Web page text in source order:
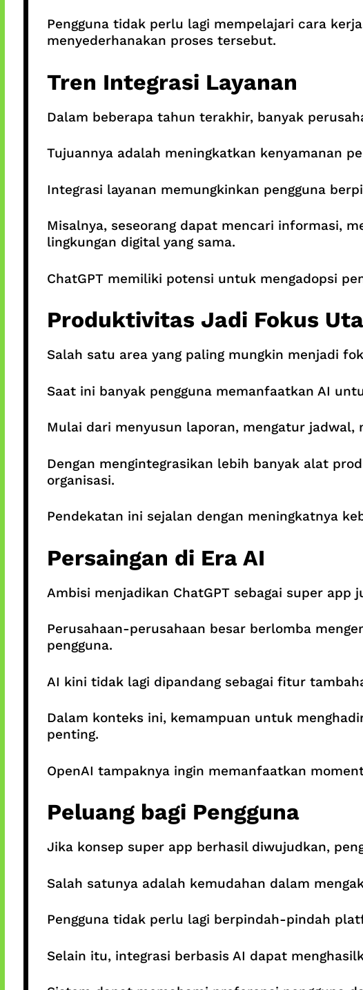
Pengguna tidak perlu lagi mempelajari cara
menyederhanakan proses tersebut.
Tren Integrasi Layanan
Dalam beberapa tahun terakhir, banyak
Tujuannya adalah meningkatkan kenyamanan
Integrasi layanan memungkinkan pengguna
Misalnya, seseorang dapat mencari informasi,
lingkungan digital yang sama.
ChatGPT memiliki potensi untuk mengadopsi
Produktivitas Jadi Fokus
Salah satu area yang paling mungkin menjadi
Saat ini banyak pengguna memanfaatkan AI
Mulai dari menyusun laporan, mengatur jadwal,
Dengan mengintegrasikan lebih banyak alat
organisasi.
Pendekatan ini sejalan dengan meningkatnya
Persaingan di Era AI
Ambisi menjadikan ChatGPT sebagai super
Perusahaan-perusahaan besar berlomba
pengguna.
AI kini tidak lagi dipandang sebagai fitur
Dalam konteks ini, kemampuan untuk
penting.
OpenAI tampaknya ingin memanfaatkan
Peluang bagi Pengguna
Jika konsep super app berhasil diwujudkan,
Salah satunya adalah kemudahan dalam
Pengguna tidak perlu lagi berpindah-pindah
Selain itu, integrasi berbasis AI dapat